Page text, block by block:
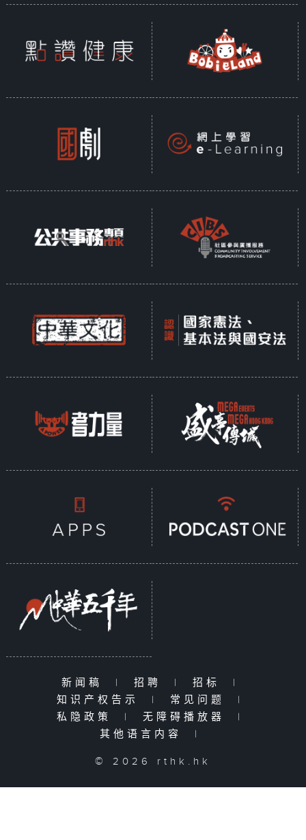
新闻稿 | 招聘 | 招标
|
知识产权告示
| 常见问题
|
私隐政策
| 无障碍播放器
|
其他语言内容
|
© 2026 rthk.hk